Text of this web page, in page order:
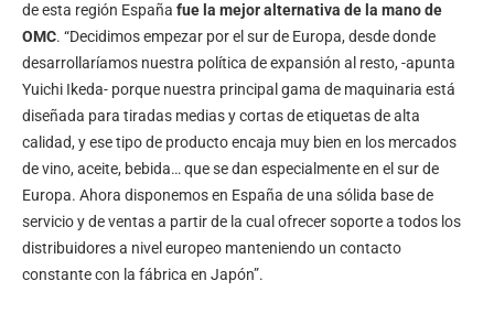
de esta región España fue la mejor alternativa de la mano de
OMC. “Decidimos empezar por el sur de Europa, desde donde
desarrollaríamos nuestra política de expansión al resto, -apunta
Yuichi Ikeda- porque nuestra principal gama de maquinaria está
diseñada para tiradas medias y cortas de etiquetas de alta
calidad, y ese tipo de producto encaja muy bien en los mercados
de vino, aceite, bebida… que se dan especialmente en el sur de
Europa. Ahora disponemos en España de una sólida base de
servicio y de ventas a partir de la cual ofrecer soporte a todos los
distribuidores a nivel europeo manteniendo un contacto
constante con la fábrica en Japón”.